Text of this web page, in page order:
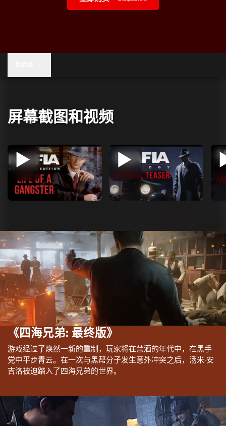
屏幕截图和视频
《四海兄弟: 最终版》
游戏经过了焕然一新的重制，玩家将在禁酒的年代中，在黑手
党中平步青云。在一次与黑帮分子发生意外冲突之后，汤米·安
吉洛被迫踏入了四海兄弟的世界。